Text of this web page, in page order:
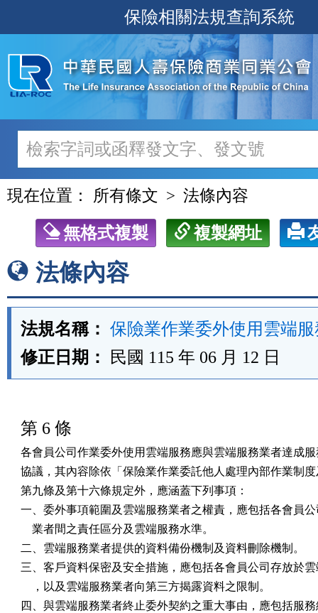
至
主
內
容
保險相關法規查詢系統
現在位置： 所有條文 法條內容
無格式複製 複製網址
法條內容
法規名稱： 保險業作業委外使用雲端
修正日期：
民國 115 年 06 月 12 日
第 6 條
各會員公司作業委外使用雲端服務應與雲端服務業者達成
協議，其內容除依「保險業作業委託他人處理內部作業制
第九條及第十六條規定外，應涵蓋下列事項：
一、委外事項範圍及雲端服務業者之權責，應包括各會員
    業者間之責任區分及雲端服務水準。
二、雲端服務業者提供的資料備份機制及資料刪除機制。
三、客戶資料保密及安全措施，應包括各會員公司存放於
    ，以及雲端服務業者向第三方揭露資料之限制。
四、與雲端服務業者終止委外契約之重大事由，應包括服